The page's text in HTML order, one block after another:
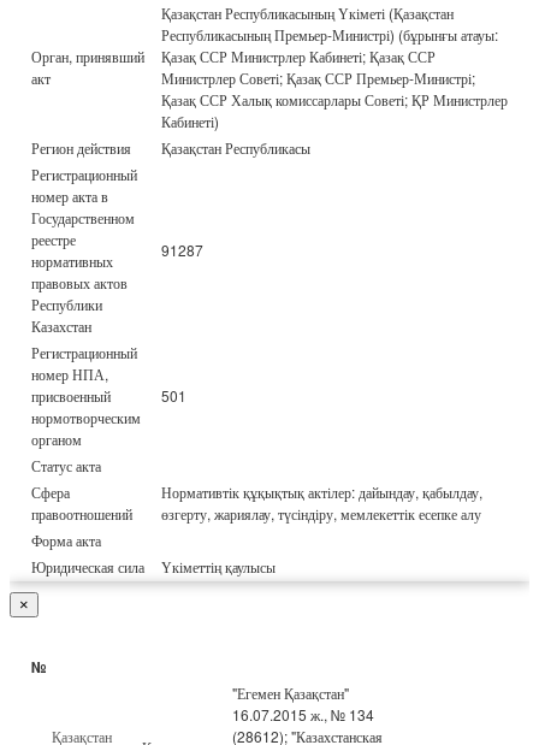
Орган, принявший
акт
Қазақстан Республикасының Үкіметі (Қазақстан
Республикасының Премьер-Министрі) (бұрынғы атауы:
Қазақ ССР Министрлер Кабинеті; Қазақ ССР
Министрлер Советі; Қазақ ССР Премьер-Министрі;
Қазақ ССР Халық комиссарлары Советі; ҚР Министрлер
Кабинеті)
Регион действия
Қазақстан Республикасы
Регистрационный
номер акта в
Государственном
реестре
нормативных
правовых актов
Республики
Казахстан
91287
Регистрационный
номер НПА,
присвоенный
нормотворческим
органом
501
Статус акта
Сфера
правоотношений
Нормативтік құқықтық актілер: дайындау, қабылдау,
өзгерту, жариялау, түсіндіру, мемлекеттік есепке алу
Форма акта
Юридическая сила
Үкіметтің қаулысы
×
№
Қазақстан
"Егемен Қазақстан"
16.07.2015 ж., № 134
(28612); "Казахстанская